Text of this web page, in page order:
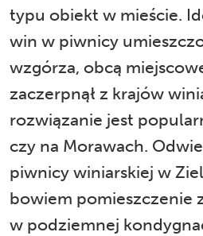
typu obiekt w mieście.
win w piwnicy
wzgórza, obcą
zaczerpnął z krajów
rozwiązanie jest
czy na Morawach.
piwnicy winiarskiej w
bowiem pomieszczenie
w podziemnej